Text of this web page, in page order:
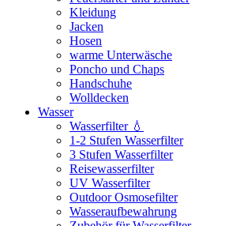
Kleidung
Jacken
Hosen
warme Unterwäsche
Poncho und Chaps
Handschuhe
Wolldecken
Wasser
Wasserfilter 💧
1-2 Stufen Wasserfilter
3 Stufen Wasserfilter
Reisewasserfilter
UV Wasserfilter
Outdoor Osmosefilter
Wasseraufbewahrung